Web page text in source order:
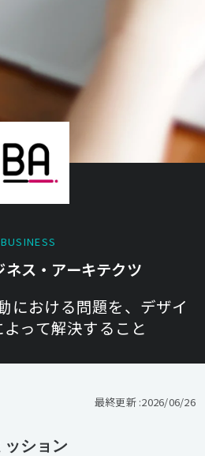
BUSINESS
ス・アーキテクツ
における問題を、デザイ
って解決すること
最終更新 :2026/06/26
ッション